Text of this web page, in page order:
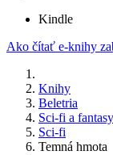
Kindle
Ako čítať e-knihy
Knihy
Beletria
Sci-fi a fantasy
Sci-fi
Temná hmota